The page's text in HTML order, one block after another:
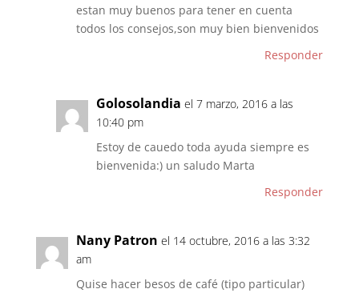
estan muy buenos para tener en cuenta
todos los consejos,son muy bien bienvenidos
Responder
Golosolandia el 7 marzo, 2016 a las
10:40 pm
Estoy de cauedo toda ayuda siempre es
bienvenida:) un saludo Marta
Responder
Nany Patron el 14 octubre, 2016 a las 3:32
am
Quise hacer besos de café (tipo particular)